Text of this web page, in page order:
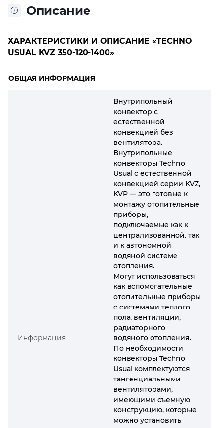
Описание
ХАРАКТЕРИСТИКИ И ОПИСАНИЕ «TECHNO
USUAL KVZ 350-120-1400»
ОБЩАЯ ИНФОРМАЦИЯ
Информация
Внутрипольный
конвектор с
естественной
конвекцией без
вентилятора.
Внутрипольные
конвекторы Techno
Usual с естественной
конвекцией серии KVZ,
KVP — это готовые к
монтажу отопительные
приборы,
подключаемые как к
централизованной, так
и к автономной
водяной системе
отопления.
Могут использоваться
как вспомогательные
отопительные приборы
с системами теплого
пола, вентиляции,
радиаторного
водяного отопления.
По необходимости
конвекторы Techno
Usual комплектуются
тангенциальными
вентиляторами,
имеющими съемную
конструкцию, которые
можно установить